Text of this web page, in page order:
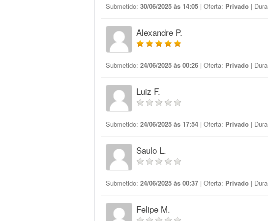
Submetido: 30/06/2025 às 14:05 | Oferta: Privado |
Alexandre P.
Submetido: 24/06/2025 às 00:26 | Oferta: Privado |
Luiz F.
Submetido: 24/06/2025 às 17:54 | Oferta: Privado |
Saulo L.
Submetido: 24/06/2025 às 00:37 | Oferta: Privado |
Felipe M.